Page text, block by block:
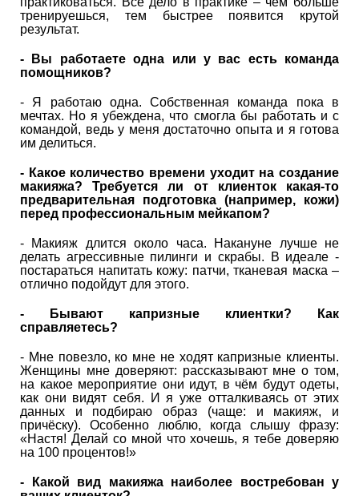
тренируешься, тем быстрее появится крутой
результат.
- Вы работаете одна или у вас есть команда
помощников?
- Я работаю одна. Собственная команда пока в
мечтах. Но я убеждена, что смогла бы работать и с
командой, ведь у меня достаточно опыта и я готова
им делиться.
- Какое количество времени уходит на создание
макияжа? Требуется ли от клиенток какая-то
предварительная подготовка (например, кожи)
перед профессиональным мейкапом?
- Макияж длится около часа. Накануне лучше не
делать агрессивные пилинги и скрабы. В идеале -
постараться напитать кожу: патчи, тканевая маска –
отлично подойдут для этого.
- Бывают капризные клиентки? Как
справляетесь?
- Мне повезло, ко мне не ходят капризные клиенты.
Женщины мне доверяют: рассказывают мне о том,
на какое мероприятие они идут, в чём будут одеты,
как они видят себя. И я уже отталкиваясь от этих
данных и подбираю образ (чаще: и макияж, и
причёску). Особенно люблю, когда слышу фразу:
«Настя! Делай со мной что хочешь, я тебе доверяю
на 100 процентов!»
- Какой вид макияжа наиболее востребован у